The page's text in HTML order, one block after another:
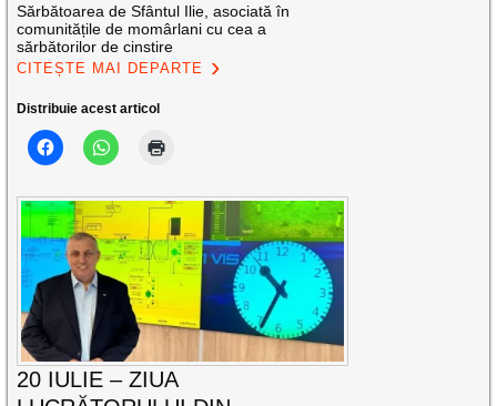
Sărbătoarea de Sfântul Ilie, asociată în
comunitățile de momârlani cu cea a
sărbătorilor de cinstire
CITEȘTE MAI DEPARTE
Distribuie acest articol
20 IULIE – ZIUA